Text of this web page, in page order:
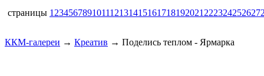
страницы 1 23456789101112131415161718192021 222324252627
ККМ-галереи → Креатив → Поделись теплом - Ярмарка